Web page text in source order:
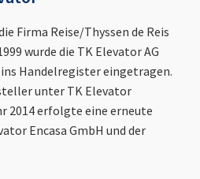
Firma Reise/Thyssen de Reis
wurde die TK Elevator AG
Handelregister eingetragen.
unter TK Elevator
2014 erfolgte eine erneute
Encasa GmbH und der